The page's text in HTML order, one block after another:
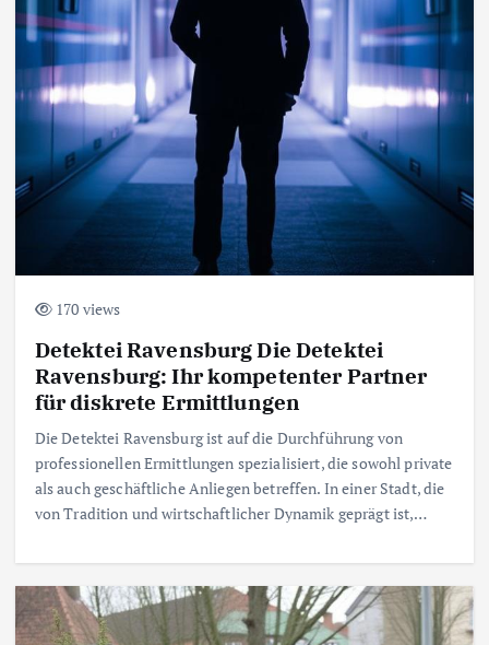
170 views
Detektei Ravensburg Die Detektei
Ravensburg: Ihr kompetenter Partner
für diskrete Ermittlungen
Die Detektei Ravensburg ist auf die Durchführung von
professionellen Ermittlungen spezialisiert, die sowohl private
als auch geschäftliche Anliegen betreffen. In einer Stadt, die
von Tradition und wirtschaftlicher Dynamik geprägt ist,…